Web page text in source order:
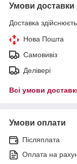
Умови доставки
Доставка
Нова Пошта
Самовивіз
Делівері
Всі умови
Умови оплати
Післяплата
Оплата на